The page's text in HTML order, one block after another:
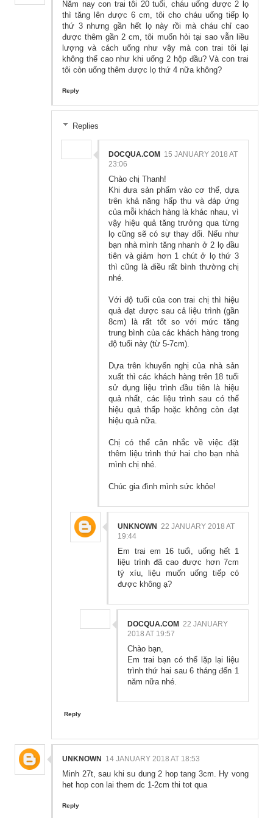
Năm nay con trai tôi 20 tuổi, cháu uống được 2 lọ
thì tăng lên được 6 cm, tôi cho cháu uống tiếp lọ
thứ 3 nhưng gần hết lọ này rồi mà cháu chỉ cao
được thêm gần 2 cm, tôi muốn hỏi tại sao vẫn liều
lượng và cách uống như vậy mà con trai tôi lại
không thể cao như khi uống 2 hộp đầu? Và con trai
tôi còn uống thêm được lọ thứ 4 nữa không?
Reply
Replies
DOCQUA.COM
15 JANUARY 2018 AT
23:06
Chào chị Thanh!
Khi đưa sản phẩm vào cơ thể, dựa
trên khả năng hấp thu và đáp ứng
của mỗi khách hàng là khác nhau, vì
vậy hiệu quả tăng trưởng qua từng
lọ cũng sẽ có sự thay đổi. Nếu như
bạn nhà mình tăng nhanh ở 2 lọ đầu
tiên và giảm hơn 1 chút ở lọ thứ 3
thì cũng là điều rất bình thường chị
nhé.
Với độ tuổi của con trai chị thì hiệu
quả đạt được sau cả liệu trình (gần
8cm) là rất tốt so với mức tăng
trung bình của các khách hàng trong
độ tuổi này (từ 5-7cm).
Dựa trên khuyến nghị của nhà sản
xuất thì các khách hàng trên 18 tuổi
sử dụng liệu trình đầu tiên là hiệu
quả nhất, các liệu trình sau có thể
hiệu quả thấp hoặc không còn đạt
hiệu quả nữa.
Chị có thể cân nhắc về việc đặt
thêm liệu trình thứ hai cho bạn nhà
mình chị nhé.
Chúc gia đình mình sức khỏe!
UNKNOWN 22 JANUARY 2018 AT
19:44
Em trai em 16 tuổi, uống hết 1
liệu trình đã cao được hơn 7cm
tý xíu, liệu muốn uống tiếp có
được không ạ?
DOCQUA.COM 22 JANUARY
2018 AT 19:57
Chào bạn,
Em trai bạn có thể lặp lại liệu
trình thứ hai sau 6 tháng đến 1
năm nữa nhé.
Reply
UNKNOWN 14 JANUARY 2018 AT 18:53
Minh 27t, sau khi su dung 2 hop tang 3cm. Hy vong
het hop con lai them dc 1-2cm thi tot qua
Reply